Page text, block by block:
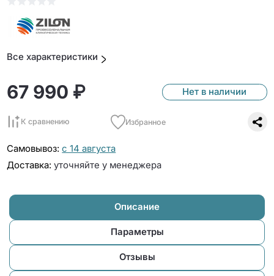
Все характеристики
67 990 ₽ Нет в наличии
К сравнению Избранное
Самовывоз: с 14 августа
Доставка: уточняйте у менеджера
Описание
Параметры
Отзывы